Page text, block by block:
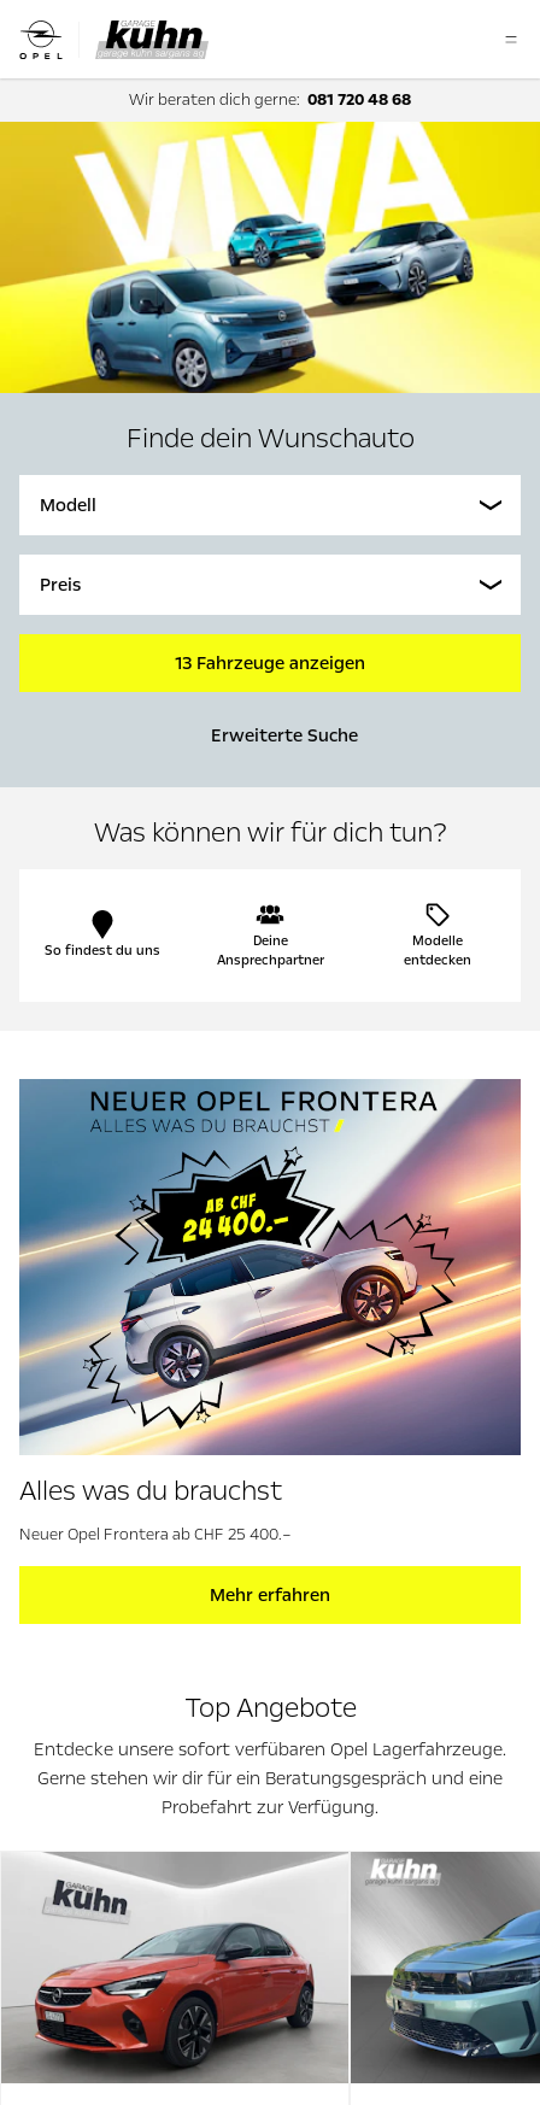
Wir beraten dich gerne: 081 720 48 68
Finde dein Wunschauto
Modell
Preis
13 Fahrzeuge anzeigen
Erweiterte Suche
Was können wir für dich tun?
So findest du uns
Deine
Ansprechpartner
Modelle
entdecken
Alles was du brauchst
Neuer Opel Frontera ab CHF 25 400.–
Mehr erfahren
Top Angebote
Entdecke unsere sofort verfübaren Opel Lagerfahrzeuge.
Gerne stehen wir dir für ein Beratungsgespräch und eine
Probefahrt zur Verfügung.